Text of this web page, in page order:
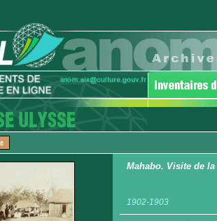
Mahabo. Visite de
1902-1903